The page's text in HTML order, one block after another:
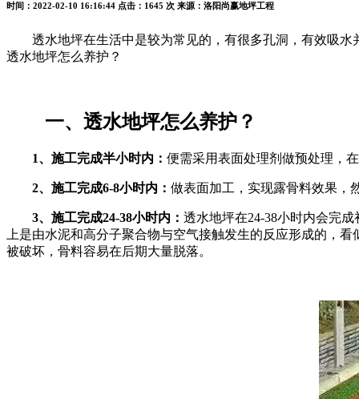
时间：2022-02-10 16:16:44 点击：1645 次 来源：洛阳尚赢地坪工程
透水地坪在生活中是较为常见的，有很多孔洞，有效吸
透水地坪怎么养护？
一、透水地坪怎么养护？
1、施工完成半小时内： 便需采用表面处理剂做预处理，
2、施工完成6-8小时内： 做表面加工，实现露骨料效果，
3、施工完成24-38小时内： 透水地坪在24-38小时内会完
上是由水泥和高分子聚合物与空气接触发生的反应形成的，
被破坏，骨料容易在后期大量脱落。